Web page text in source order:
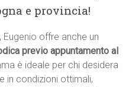
e provincia!
Eugenio offre anche un
previo appuntamento al
è ideale per chi desidera
in condizioni ottimali,